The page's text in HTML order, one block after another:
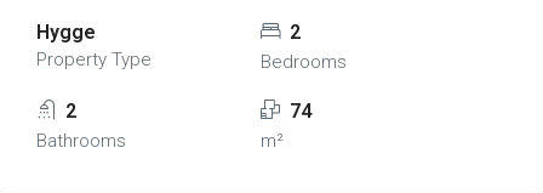
Hygge
Property Type
2
Bedrooms
2
Bathrooms
74
m²